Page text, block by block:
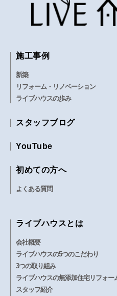
施工事例
新築
リフォーム・リノベーション
ライブハウスの歩み
スタッフブログ
YouTube
初めての方へ
よくある質問
ライブハウスとは
会社概要
ライブハウスの5つのこだわり
3つの取り組み
ライブハウスの無添加住宅リフォー
スタッフ紹介